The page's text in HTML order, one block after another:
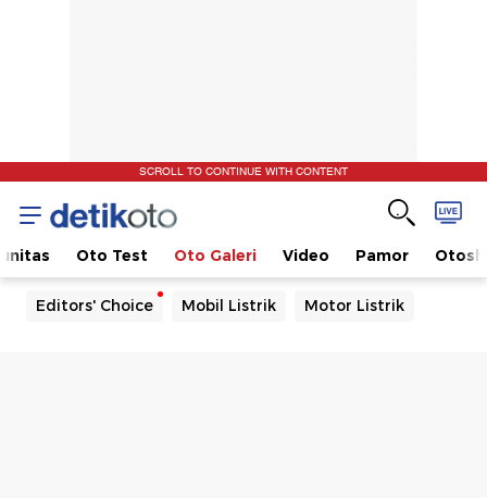
SCROLL TO CONTINUE WITH CONTENT
Oto Test Oto Galeri Video Pamor
Editors' Choice Mobil Listrik Motor Listrik